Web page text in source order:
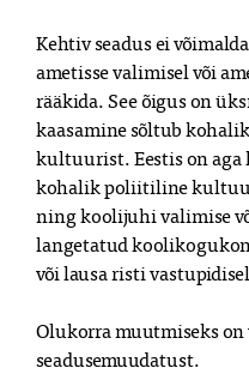
Kehtiv seadus ei
ametisse valimisel või
rääkida. See õigus on
kaasamine sõltub
kultuurist. Eestis on aga
kohalik poliitiline
ning koolijuhi valimise
langetatud
või lausa risti
Olukorra muutmiseks
seadusemuudatust.